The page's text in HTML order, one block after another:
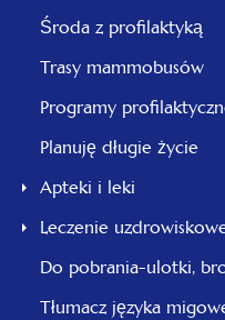
Środa z profilaktyką
Trasy mammobusów
Programy
Planuję długie życie
Apteki i leki
Leczenie
Do pobrania-ulotki,
Tłumacz języka